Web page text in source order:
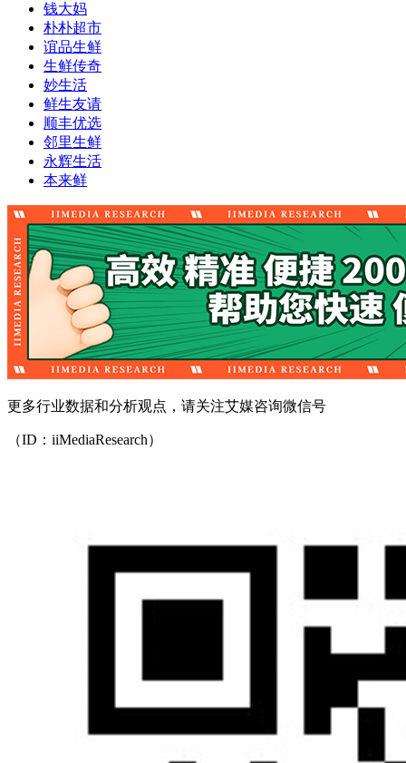
钱大妈
朴朴超市
谊品生鲜
生鲜传奇
妙生活
鲜生友请
顺丰优选
邻里生鲜
永辉生活
本来鲜
更多行业数据和分析观点，请关注艾媒咨询微信号
（ID：iiMediaResearch）